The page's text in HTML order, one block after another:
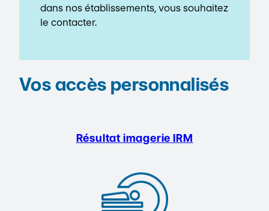
dans nos établissements, vous souhaitez
le contacter.
Vos accès personnalisés
Résultat imagerie IRM